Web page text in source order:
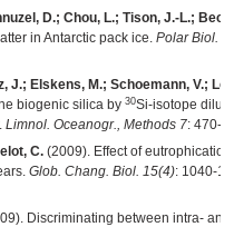
D.; Chou, L.; Tison, J.-L.;
in Antarctic pack ice. Polar Biol.
J.; Elskens, M.; Schoemann, V.;
biogenic silica by 30Si-isotope
Limnol. Oceanogr., Methods 7: 470-
C. (2009). Effect of
Glob. Chang. Biol. 15(4): 1040-
Discriminating between intra-